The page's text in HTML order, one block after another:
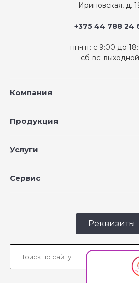
Ириновская, д.
+375 44 788 24
пн-пт: с 9:00 до
сб-вс: выходной
Компания
Продукция
Услуги
Сервис
Реквизиты